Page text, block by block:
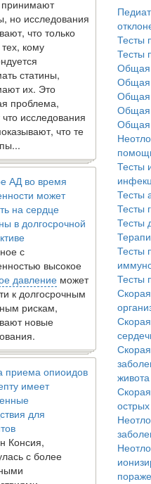
но исследования
что только
кому
статины,
их. Это
проблема,
исследования
что те
АД во время
может
на сердце
в долгосрочной
с
высокое
давление может
к долгосрочным
рискам,
новые
приема опиоидов
имеет
для
Консия,
с более
Тесты
Тесты
Общая
Общая
Общая
Общая
Общая
Тесты
Тесты
Тесты
Тесты
Тесты
Тесты
живота